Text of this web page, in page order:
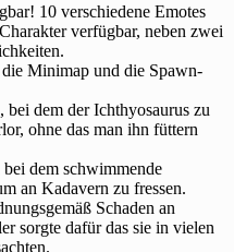
10 verschiedene Emotes
verfügbar, neben zwei
Minimap und die Spawn-
bei dem der Ichthyosaurus zu
ohne das man ihn füttern
dem schwimmende
an Kadavern zu fressen.
Schaden an
sorgte dafür das sie in vielen